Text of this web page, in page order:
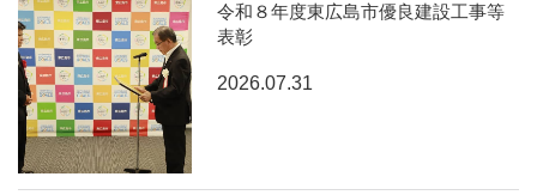
令和８年度東広島市優良建設工事等
表彰
2026.07.31